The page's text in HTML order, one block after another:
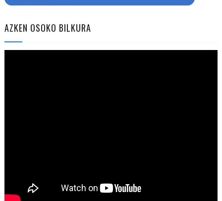
AZKEN OSOKO BILKURA